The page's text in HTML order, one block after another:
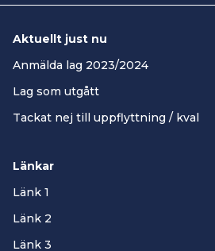
Aktuellt just nu
Anmälda lag 2023/2024
Lag som utgått
Tackat nej till uppflyttning / kval
Länkar
Länk 1
Länk 2
Länk 3